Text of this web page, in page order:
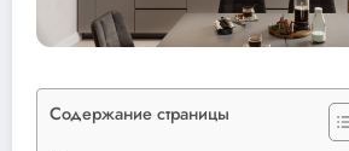
Содержание страницы